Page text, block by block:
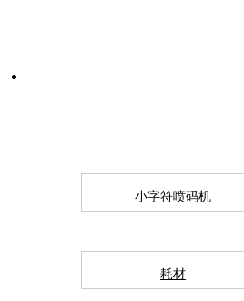
小字符喷码机
耗材